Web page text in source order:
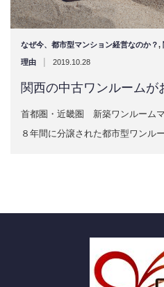
なぜ今、都市型マンション経営なのか？,
理由 | 2019.10.28
関西の中古ワンルーム
首都圏・近畿圏 新築ワンルーム
８年間に分譲された都市型ワンル